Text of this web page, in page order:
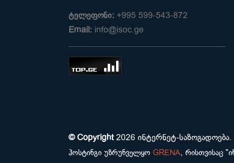
ტელეფონი: +995 599-543-872
Email: info@isoc.ge
© Copyright2026 ინტერნეტ-საზოგადოება
ჰოსტინგი უზრუნველყო GRENA, რისთვისაც